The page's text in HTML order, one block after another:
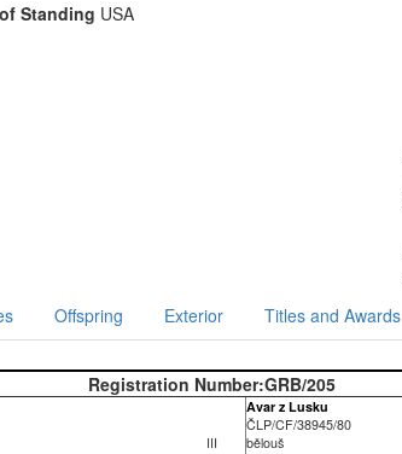
Standing USA
Offspring Exterior Titles and Awards
Registration Number:GRB/205
III
Avar z Lusku
ČLP/CF/38945/80
bělouš